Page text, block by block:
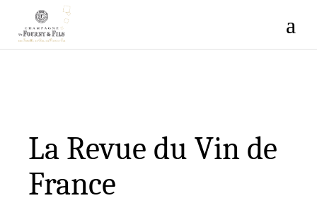
La Revue du Vin de
France